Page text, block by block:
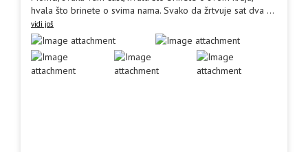
hvala što brinete o svima nama. Svako da žrtvuje sat dva ...
vidi još